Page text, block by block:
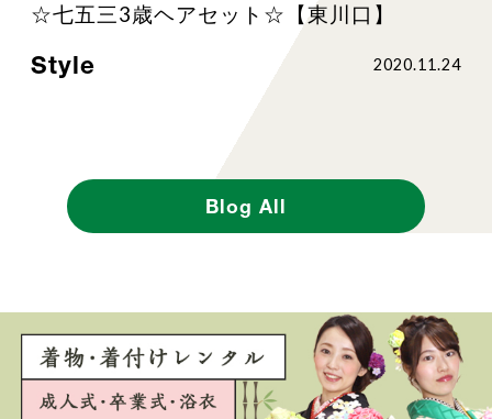
☆七五三3歳ヘアセット☆【東川口】
Style 2020.11.24
Blog All